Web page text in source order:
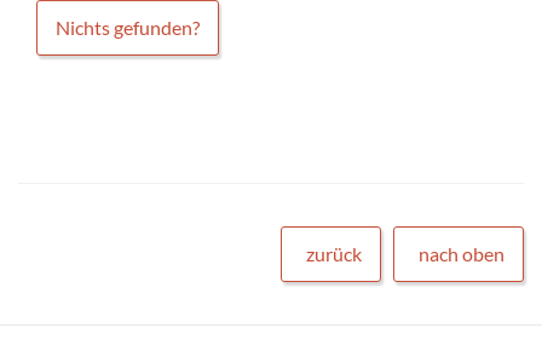
Nichts gefunden?
zurück nach oben